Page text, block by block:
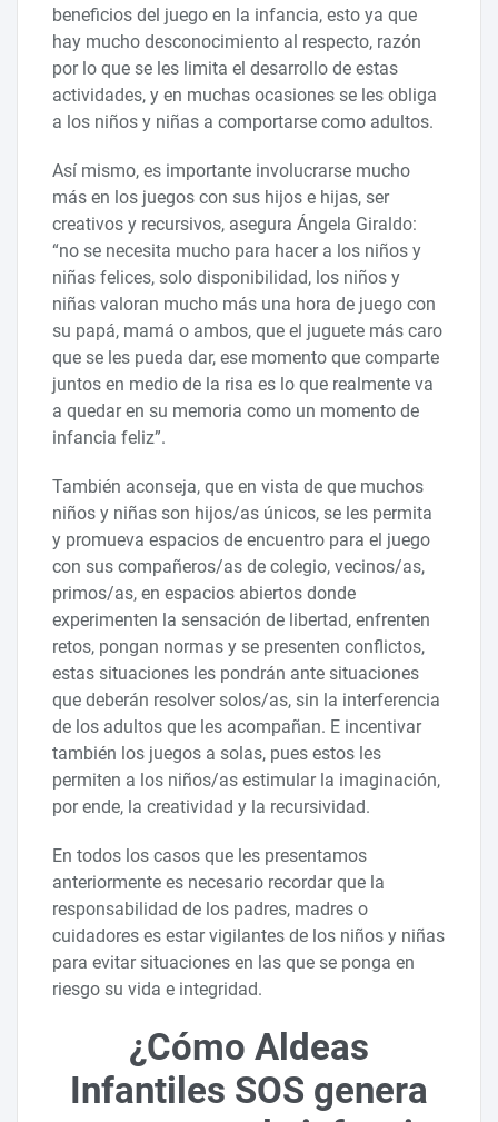
beneficios del juego en la infancia, esto ya que
hay mucho desconocimiento al respecto, razón
por lo que se les limita el desarrollo de estas
actividades, y en muchas ocasiones se les obliga
a los niños y niñas a comportarse como adultos.
Así mismo, es importante involucrarse mucho
más en los juegos con sus hijos e hijas, ser
creativos y recursivos, asegura Ángela Giraldo:
“no se necesita mucho para hacer a los niños y
niñas felices, solo disponibilidad, los niños y
niñas valoran mucho más una hora de juego con
su papá, mamá o ambos, que el juguete más caro
que se les pueda dar, ese momento que comparte
juntos en medio de la risa es lo que realmente va
a quedar en su memoria como un momento de
infancia feliz”.
También aconseja, que en vista de que muchos
niños y niñas son hijos/as únicos, se les permita
y promueva espacios de encuentro para el juego
con sus compañeros/as de colegio, vecinos/as,
primos/as, en espacios abiertos donde
experimenten la sensación de libertad, enfrenten
retos, pongan normas y se presenten conflictos,
estas situaciones les pondrán ante situaciones
que deberán resolver solos/as, sin la interferencia
de los adultos que les acompañan. E incentivar
también los juegos a solas, pues estos les
permiten a los niños/as estimular la imaginación,
por ende, la creatividad y la recursividad.
En todos los casos que les presentamos
anteriormente es necesario recordar que la
responsabilidad de los padres, madres o
cuidadores es estar vigilantes de los niños y niñas
para evitar situaciones en las que se ponga en
riesgo su vida e integridad.
¿Cómo Aldeas
Infantiles SOS genera